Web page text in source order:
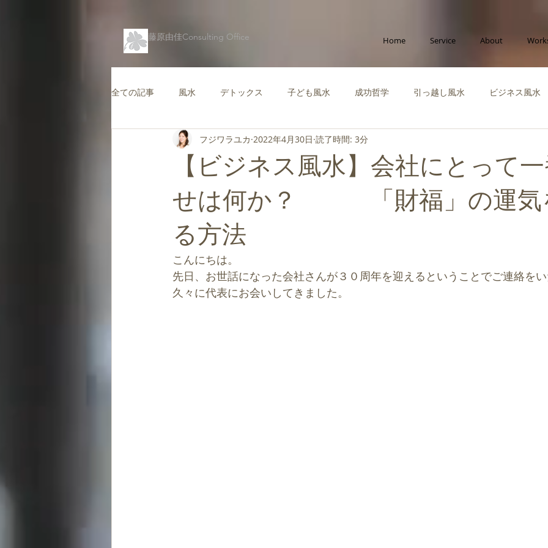
藤原由佳Consulting Office Home Service About
全ての記事 風水 デトックス 子ども風水 成功哲学 引っ越し風水 ビジネス風水
仕事運を高める風水 コンテンポラリー風水 縁をつなぐ風水
キャリアを支援する風水 愛情運を高める風水 風水体験談 風水インテリア 成功風水
バグアマップ 健康風水
道・キャリアの風水 開運パワースポット
【ビジネス風水】会社にとって
せは何か？ 「財福」の運気
る方法
フジワラユカ 2022年4月30日 読了時間: 3分
こんにちは。
先日、お世話になった会社さんが３０周年を迎えるということでご連絡を
久々に代表にお会いしてきました。